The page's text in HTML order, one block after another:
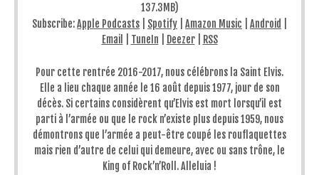
137.3MB)
Subscribe:Apple Podcasts Spotify Amazon Music Android
Email
TuneIn Deezer| RSS
Pour cette rentrée 2016-2017, nous célébrons la Saint Elvis.
Elle a lieu chaque année le 16 août depuis 1977, jour de son
décès. Si certains considèrent qu’Elvis est mort lorsqu’il est
parti à l’armée ou que le rock n’existe plus depuis 1959, nous
démontrons que l’armée a peut-être coupé les rouflaquettes
mais rien d’autre de celui qui demeure, avec ou sans trône, le
King of Rock’n’Roll. Alleluia !